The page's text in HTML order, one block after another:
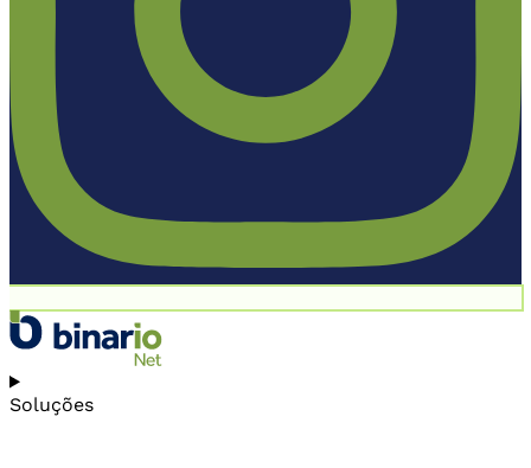
Soluções